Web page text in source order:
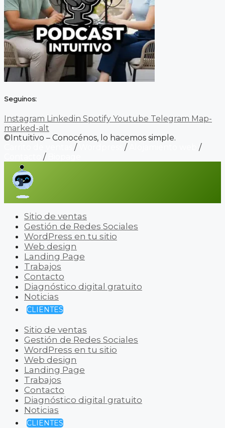
Seguinos:
Instagram Linkedin Spotify Youtube Telegram Map-
marked-alt
©Intuitivo – Conocénos, lo hacemos simple.
/ /
/
/
Sitio de ventas
Gestión de Redes Sociales
WordPress en tu sitio
Web design
Landing Page
Trabajos
Contacto
Diagnóstico digital gratuito
Noticias
CLIENTES
Sitio de ventas
Gestión de Redes Sociales
WordPress en tu sitio
Web design
Landing Page
Trabajos
Contacto
Diagnóstico digital gratuito
Noticias
CLIENTES